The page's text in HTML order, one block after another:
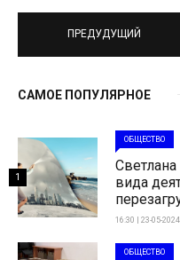
ПРЕДУДУЩИЙ
САМОЕ ПОПУЛЯРНОЕ
ОБЩЕСТВО
вида
16:30 | 23-05-2024
1
ОБЩЕСТВО